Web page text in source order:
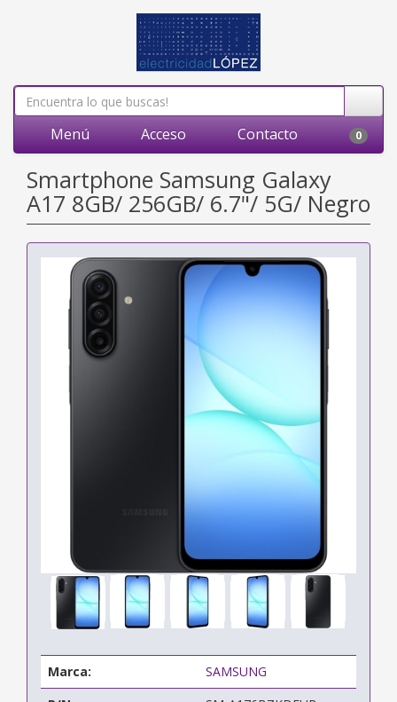
Menú Acceso Contacto 0
Smartphone Samsung Galaxy
A17 8GB/ 256GB/ 6.7"/ 5G/ Negro
Marca:
SAMSUNG